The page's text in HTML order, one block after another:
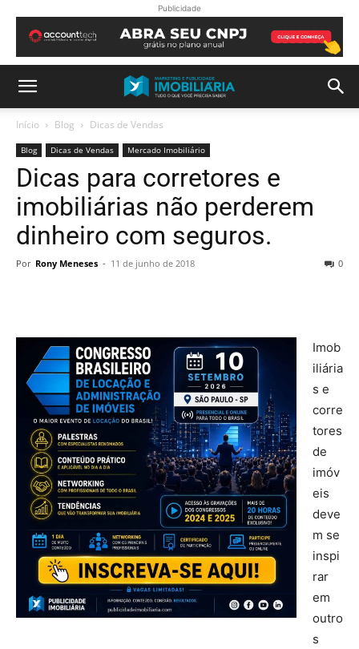
Publicidade
Início Blog Dicas de Vendas
Blog Dicas de Vendas Mercado Imobiliário
Dicas para corretores e
imobiliárias não perderem
dinheiro com seguros.
Por Rony Meneses - 11 de junho de 2018 0
Imob
iliária
s e
corre
tores
de
imóv
eis
deve
m se
inspi
rar
em
outro
s